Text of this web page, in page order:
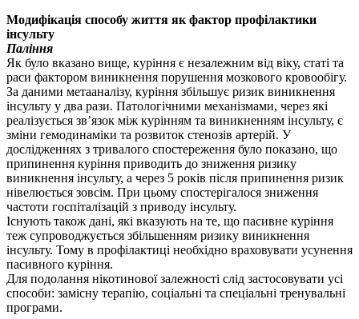
Модифікація способу життя як фактор профілактики
інсульту
Паління
Як було вказано вище, куріння є незалежним від віку, статі та
раси фактором виникнення порушення мозкового кровообігу.
За даними метааналізу, куріння збільшує ризик виникнення
інсульту у два рази. Патологічними механізмами, через які
реалізується зв’язок між курінням та виникненням інсульту, є
зміни гемодинаміки та розвиток стенозів артерій. У
дослідженнях з тривалого спостереження було показано, що
припинення куріння приводить до зниження ризику
виникнення інсульту, а через 5 років після припинення ризик
нівелюється зовсім. При цьому спостерігалося зниження
частоти госпіталізацій з приводу інсульту.
Існують також дані, які вказують на те, що пасивне куріння
теж супроводжується збільшенням ризику виникнення
інсульту. Тому в профілактиці необхідно враховувати усунення
пасивного куріння.
Для подолання нікотинової залежності слід застосовувати усі
способи: замісну терапію, соціальні та спеціальні тренувальні
програми.